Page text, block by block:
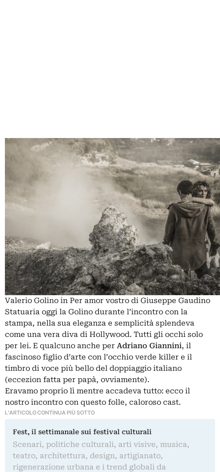
Valerio Golino in Per amor vostro di Giuseppe Gaudino
Statuaria oggi la Golino durante l’incontro con la
stampa, nella sua eleganza e semplicità splendeva
come una vera diva di Hollywood. Tutti gli occhi solo
per lei. E qualcuno anche per Adriano Giannini, il
fascinoso figlio d’arte con l’occhio verde killer e il
timbro di voce più bello del doppiaggio italiano
(eccezion fatta per papà, ovviamente).
Eravamo proprio lì mentre accadeva tutto: ecco il
nostro incontro con questo folle, caloroso cast.
L'ARTICOLO CONTINUA PIÙ SOTTO
Fest, il settimanale sui festival culturali
Scenari, politiche culturali, arti visive, musica,
teatro, architettura, design, artigianato,
rigenerazione urbana e i trend globali da